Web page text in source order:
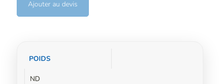
Ajouter au devis
Informations
POIDS
ND